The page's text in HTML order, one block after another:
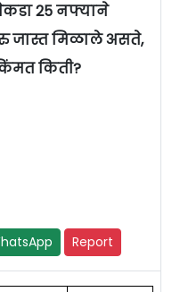
25 नफ्याने
जास्त मिळाले असते,
किती?
Report